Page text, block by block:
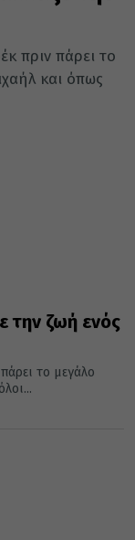
πριν πάρει το
και όπως
την ζωή ενός
το μεγάλο